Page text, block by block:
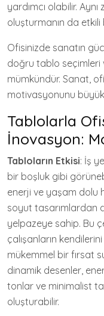
yardımcı olabilir.
oluşturmanın da etkili
Ofisinizde sanatın
doğru tablo seçimleri
mümkündür. Sanat,
motivasyonunu
Tablolarla
İnovasyon:
Tabloların Etkisi: İş
bir boşluk gibi
enerji ve yaşam dolu
soyut tasarımlardan
yelpazeye sahip. Bu
çalışanların
mükemmel bir fırsat
dinamik desenler,
tonlar ve minimalist
oluşturabilir.